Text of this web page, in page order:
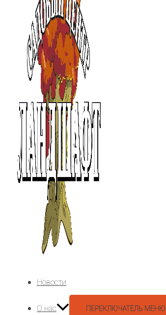
Новости
О нас ПЕРЕКЛЮЧАТЕЛЬ МЕНЮ